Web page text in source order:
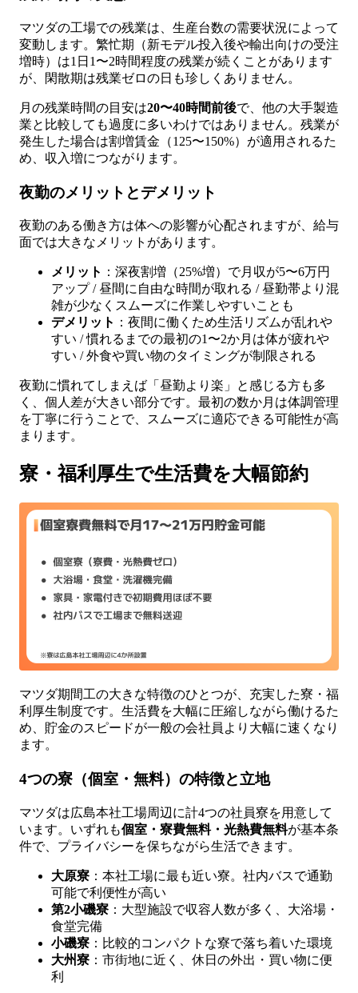
マツダの工場での残業は、生産台数の需要状況によって
変動します。繁忙期（新モデル投入後や輸出向けの受注
増時）は1日1〜2時間程度の残業が続くことがあります
が、閑散期は残業ゼロの日も珍しくありません。
月の残業時間の目安は20〜40時間前後で、他の大手製造
業と比較しても過度に多いわけではありません。残業が
発生した場合は割増賃金（125〜150%）が適用されるた
め、収入増につながります。
夜勤のメリットとデメリット
夜勤のある働き方は体への影響が心配されますが、給与
面では大きなメリットがあります。
メリット ：深夜割増（25%増）で月収が5〜6万円
アップ / 昼間に自由な時間が取れる / 昼勤帯より混
雑が少なくスムーズに作業しやすいことも
デメリット ：夜間に働くため生活リズムが乱れや
すい / 慣れるまでの最初の1〜2か月は体が疲れや
すい / 外食や買い物のタイミングが制限される
夜勤に慣れてしまえば「昼勤より楽」と感じる方も多
く、個人差が大きい部分です。最初の数か月は体調管理
を丁寧に行うことで、スムーズに適応できる可能性が高
まります。
寮・福利厚生で生活費を大幅節約
マツダ期間工の大きな特徴のひとつが、充実した寮・福
利厚生制度です。生活費を大幅に圧縮しながら働けるた
め、貯金のスピードが一般の会社員より大幅に速くなり
ます。
4つの寮（個室・無料）の特徴と立地
マツダは広島本社工場周辺に計4つの社員寮を用意して
います。いずれも個室・寮費無料・光熱費無料が基本条
件で、プライバシーを保ちながら生活できます。
大原寮 ：本社工場に最も近い寮。社内バスで通勤
可能で利便性が高い
第2小磯寮 ：大型施設で収容人数が多く、大浴場・
食堂完備
小磯寮 ：比較的コンパクトな寮で落ち着いた環境
大州寮 ：市街地に近く、休日の外出・買い物に便
利